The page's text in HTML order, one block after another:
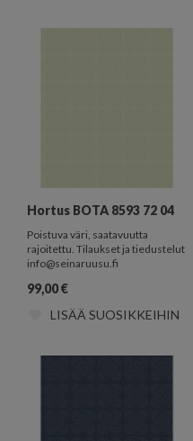
Hortus BOTA 8593 72 04
Poistuva väri, saatavuutta
rajoitettu. Tilaukset ja tiedustelut
info@seinaruusu.fi
99,00€
LISÄÄ SUOSIKKEIHIN